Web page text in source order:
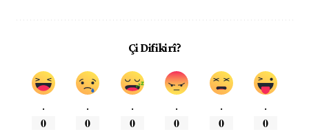
Çi Difikirî?
.
0
.
0
.
0
.
0
.
0
.
0